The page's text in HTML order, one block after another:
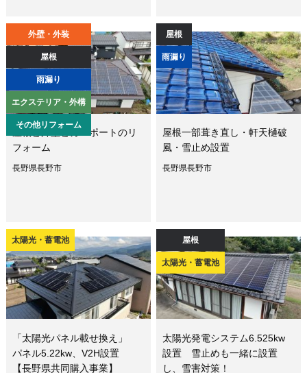
外壁・外装
屋根
雨漏り
エクステリア・外構
その他リフォーム
屋根と外壁とカーポートのリ
フォーム
長野県長野市
屋根
雨漏り
屋根一部葺き直し・軒天樋破
風・雪止め設置
長野県長野市
太陽光・蓄電池
「太陽光パネル載せ換え」
パネル5.22kw、V2H設置
【長野県共同購入事業】
屋根
太陽光・蓄電池
太陽光発電システム6.525kw
設置 雪止めも一緒に設置
し、雪害対策！